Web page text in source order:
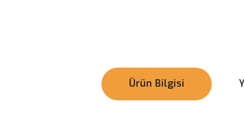
Ürün Bilgisi